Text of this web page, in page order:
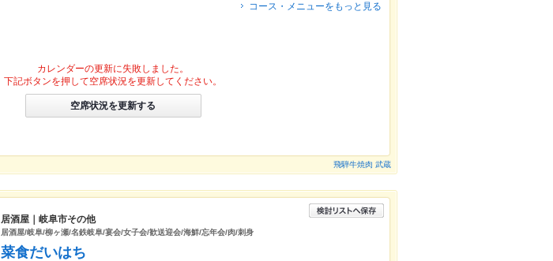
コース・メニューをもっと見る
カレンダーの更新に失敗しました。
下記ボタンを押して空席状況を更新してください。
空席状況を更新する
飛騨牛焼肉 武蔵
居酒屋｜岐阜市その他
居酒屋/岐阜/柳ヶ瀬/名鉄岐阜/宴会/女子会/歓送迎会/海鮮/忘年会/肉/刺身
菜食だいはち